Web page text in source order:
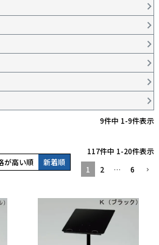
メールで問い合わせる
ー
9件中 1-9件表示
が高い順 新着順
117件中 1-20件表示
1
2 … 6